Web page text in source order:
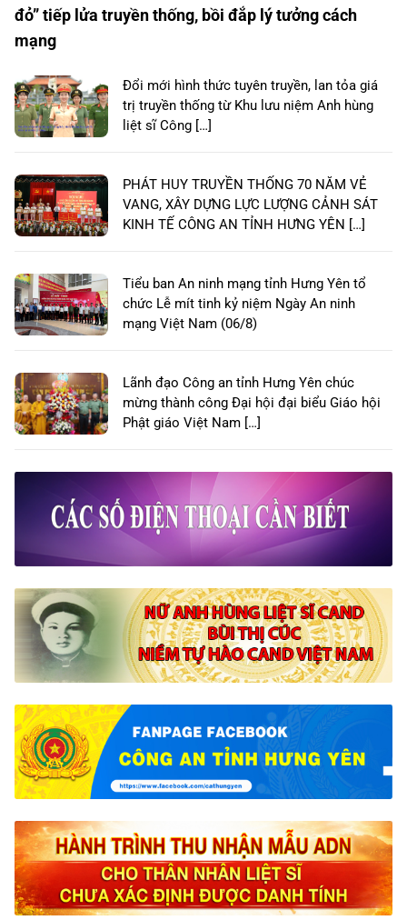
đỏ” tiếp lửa truyền thống, bồi đắp lý tưởng cách
mạng
Đổi mới hình thức tuyên truyền, lan tỏa giá
trị truyền thống từ Khu lưu niệm Anh hùng
liệt sĩ Công […]
PHÁT HUY TRUYỀN THỐNG 70 NĂM VẺ
VANG, XÂY DỰNG LỰC LƯỢNG CẢNH SÁT
KINH TẾ CÔNG AN TỈNH HƯNG YÊN […]
Tiểu ban An ninh mạng tỉnh Hưng Yên tổ
chức Lễ mít tinh kỷ niệm Ngày An ninh
mạng Việt Nam (06/8)
Lãnh đạo Công an tỉnh Hưng Yên chúc
mừng thành công Đại hội đại biểu Giáo hội
Phật giáo Việt Nam […]